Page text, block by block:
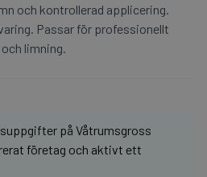
och kontrollerad applicering.
Passar för professionellt
limning.
på Våtrumsgross
företag och aktivt ett